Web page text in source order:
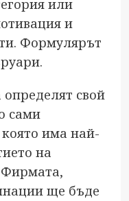
или
и
Формулярът
свой
сами
има най-
на
Фирмата,
ще бъде